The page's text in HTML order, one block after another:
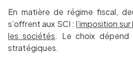
En matière de régime fiscal,
s’offrent aux SCI :l’imposition
les sociétés. Le choix dépend
stratégiques.